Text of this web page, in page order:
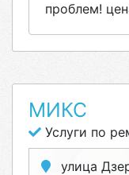
проблем!
МИКС
Услуги по
улица